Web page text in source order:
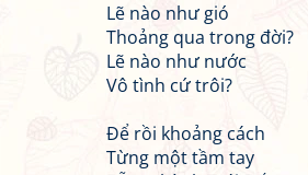
Lẽ nào như gió
Thoảng qua trong đời?
Lẽ nào như nước
Vô tình cứ trôi?
Để rồi khoảng cách
Từng một tầm tay